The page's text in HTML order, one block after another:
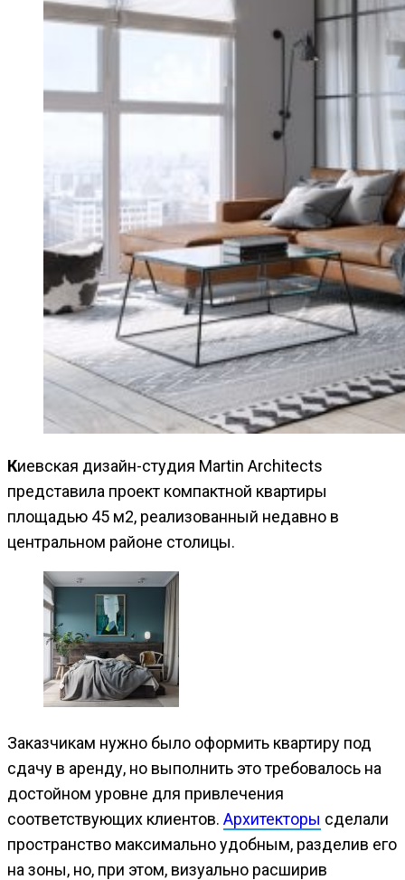
Киевская дизайн-студия Martin Architects
представила проект компактной квартиры
площадью 45 м2, реализованный недавно в
центральном районе столицы.
Заказчикам нужно было оформить квартиру под
сдачу в аренду, но выполнить это требовалось на
достойном уровне для привлечения
соответствующих клиентов. Архитекторы сделали
пространство максимально удобным, разделив его
на зоны, но, при этом, визуально расширив